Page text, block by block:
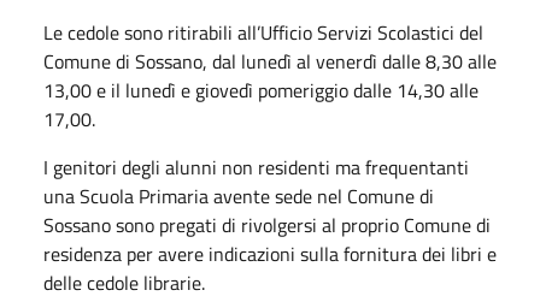
Le cedole sono ritirabili all’Ufficio Servizi Scolastici del
Comune di Sossano, dal lunedì al venerdì dalle 8,30 alle
13,00 e il lunedì e giovedì pomeriggio dalle 14,30 alle
17,00.
I genitori degli alunni non residenti ma frequentanti
una Scuola Primaria avente sede nel Comune di
Sossano sono pregati di rivolgersi al proprio Comune di
residenza per avere indicazioni sulla fornitura dei libri e
delle cedole librarie.